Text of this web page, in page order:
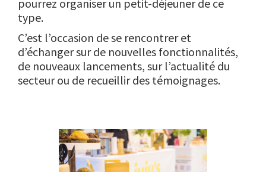
pourrez organiser un petit-déjeuner de ce
type.
C’est l’occasion de se rencontrer et
d’échanger sur de nouvelles fonctionnalités,
de nouveaux lancements, sur l’actualité du
secteur ou de recueillir des témoignages.